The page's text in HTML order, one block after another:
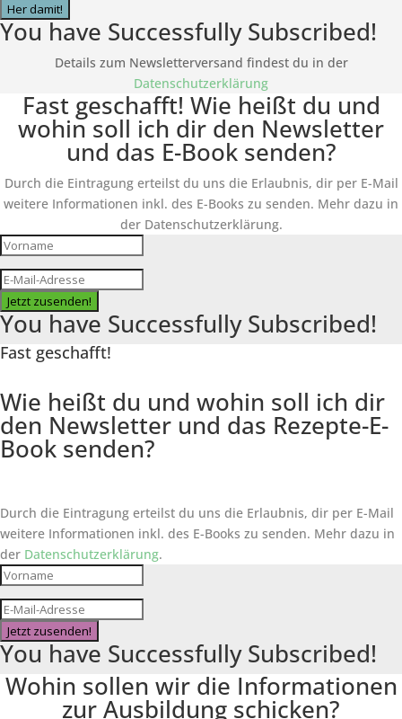
Her damit!
You have Successfully Subscribed!
Details zum Newsletterversand findest du in der
Datenschutzerklärung
Fast geschafft! Wie heißt du und
wohin soll ich dir den Newsletter
und das E-Book senden?
Durch die Eintragung erteilst du uns die Erlaubnis, dir per E-Mail
weitere Informationen inkl. des E-Books zu senden. Mehr dazu in
der Datenschutzerklärung.
Jetzt zusenden!
You have Successfully Subscribed!
Fast geschafft!
Wie heißt du und wohin soll ich dir
den Newsletter und das Rezepte-E-
Book senden?
Durch die Eintragung erteilst du uns die Erlaubnis, dir per E-Mail
weitere Informationen inkl. des E-Books zu senden. Mehr dazu in
der Datenschutzerklärung.
Jetzt zusenden!
You have Successfully Subscribed!
Wohin sollen wir die Informationen
zur Ausbildung schicken?